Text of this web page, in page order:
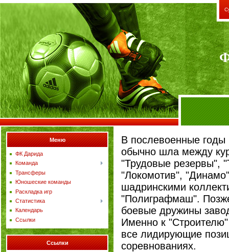
Меню
ФК Дарида
Команда
Трансферы
Юношеские команды
Раскладка игр
Статистика
Календарь
Ссылки
Ссылки
В послевоенные годы
обычно шла между
"Трудовые резервы",
"Локомотив",
шадринскими
"Полиграфмаш".
боевые дружины
Именно к
все лидирующие
соревнованиях.